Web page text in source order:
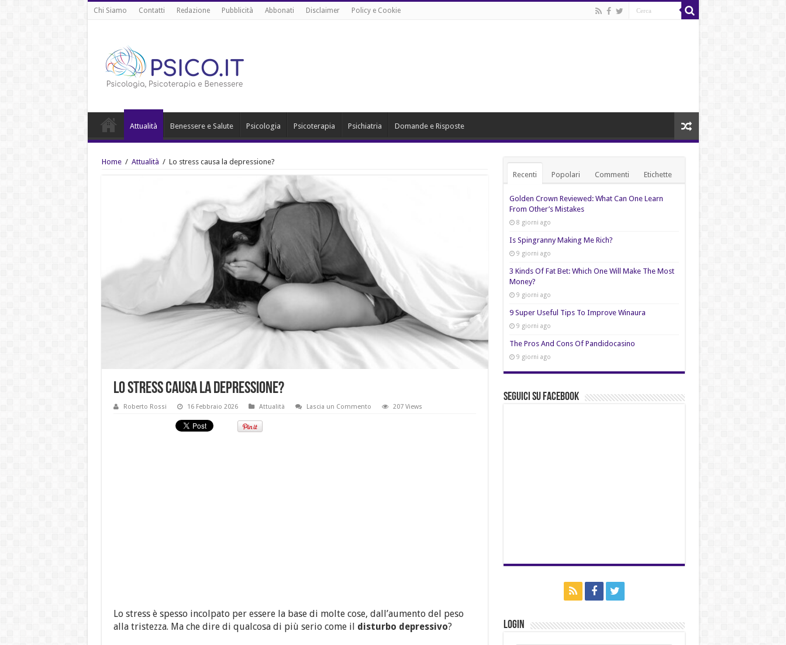
Chi Siamo Contatti Redazione Pubblicità Abbonati Disclaimer Policy e Cookie
Attualità Benessere e Salute Psicologia Psicoterapia Psichiatria Domande e Risposte
Home / Attualità / Lo stress causa la depressione?
Lo stress causa la depressione?
Roberto Rossi 16 Febbraio 2026 Attualità Lascia un Commento 207 Views
Lo stress è spesso incolpato per essere la base di molte cose, dall’aumento del peso
alla tristezza. Ma che dire di qualcosa di più serio come il disturbo depressivo?
Recenti Popolari Commenti Etichette
Golden Crown Reviewed: What Can One Learn
From Other’s Mistakes
8 giorni ago
Is Spingranny Making Me Rich?
9 giorni ago
3 Kinds Of Fat Bet: Which One Will Make The Most
Money?
9 giorni ago
9 Super Useful Tips To Improve Winaura
9 giorni ago
The Pros And Cons Of Pandidocasino
9 giorni ago
Seguici su Facebook
Login